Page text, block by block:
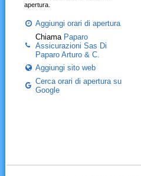
apertura.
Aggiungi orari di apertura
Chiama Paparo
Assicurazioni Sas Di
Paparo Arturo & C.
Aggiungi sito web
Cerca orari di apertura su
Google